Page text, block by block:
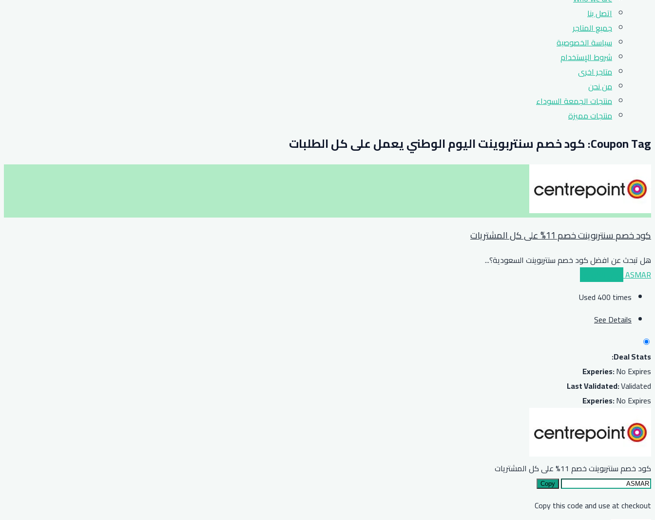
اتصل بنا
جميع المتاجر
سياسة الخصوصية
شروط الإستخدام
متاجر اخرى
من نحن
منتجات الجمعة السوداء
منتجات مميزة
Coupon Tag: كود خصم سنتربوينت اليوم الوطني يعمل على كل الطلبات
كود خصم سنتربوينت خصم 11% على كل المشتريات
هل تبحث عن افضل كود خصم سنتربوينت السعودية؟...
ASMAR
Used 400 times
See Details
Deal Stats:
Experies:No Expires
Last Validated:Validated
Experies:No Expires
كود خصم سنتربوينت خصم 11% على كل المشتريات
Copy
Copy this code and use at checkout